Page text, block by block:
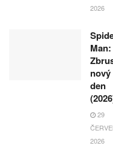
2026
Man:
nový
den
29
2026